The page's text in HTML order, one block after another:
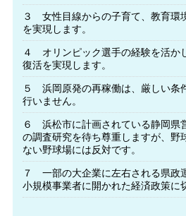
３ 女性目線からの子育て、教育環
を実現します。
４ オリンピック選手の経験を活か
復活を実現します。
５ 浜岡原発の再稼働は、厳しい条
行いません。
６ 浜松市に計画されている静岡県
の調査研究を待ち尊重しますが、野
ない野球場には反対です。
７ 一部の大企業に左右される県政
小規模事業者に開かれた経済政策に